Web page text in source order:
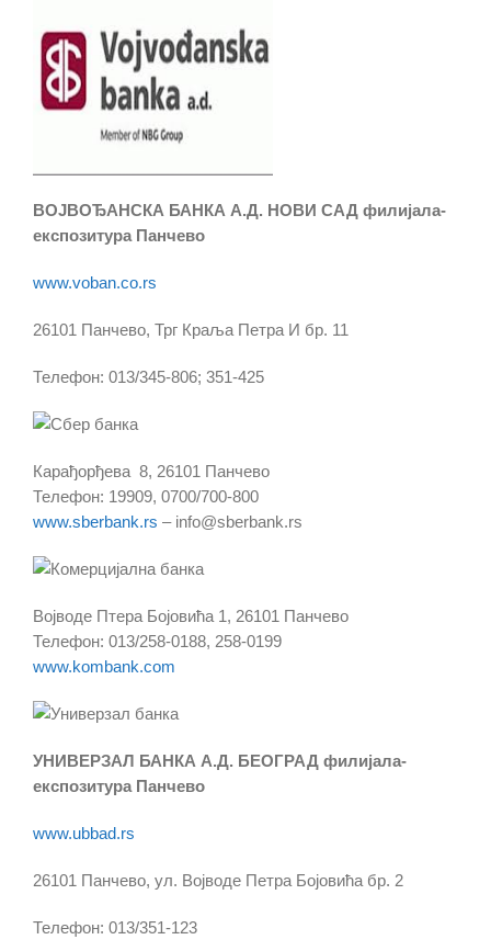
ВОЈВОЂАНСКА БАНКА А.Д. НОВИ САД филијала-
експозитура Панчево
www.voban.co.rs
26101 Панчево, Трг Краља Петра И бр. 11
Телефон: 013/345-806; 351-425
Карађорђева 8, 26101 Панчево
Телефон: 19909, 0700/700-800
www.sberbank.rs – info@sberbank.rs
Војводе Птера Бојовића 1, 26101 Панчево
Телефон: 013/258-0188, 258-0199
www.kombank.com
УНИВЕРЗАЛ БАНКА А.Д. БЕОГРАД филијала-
експозитура Панчево
www.ubbad.rs
26101 Панчево, ул. Војводе Петра Бојовића бр. 2
Телефон: 013/351-123